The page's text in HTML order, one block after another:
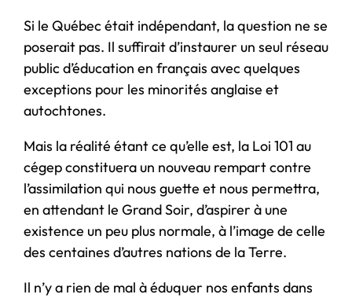
Si le Québec était indépendant, la question ne se
poserait pas. Il suffirait d’instaurer un seul réseau
public d’éducation en français avec quelques
exceptions pour les minorités anglaise et
autochtones.
Mais la réalité étant ce qu’elle est, la Loi 101 au
cégep constituera un nouveau rempart contre
l’assimilation qui nous guette et nous permettra,
en attendant le Grand Soir, d’aspirer à une
existence un peu plus normale, à l’image de celle
des centaines d’autres nations de la Terre.
Il n’y a rien de mal à éduquer nos enfants dans